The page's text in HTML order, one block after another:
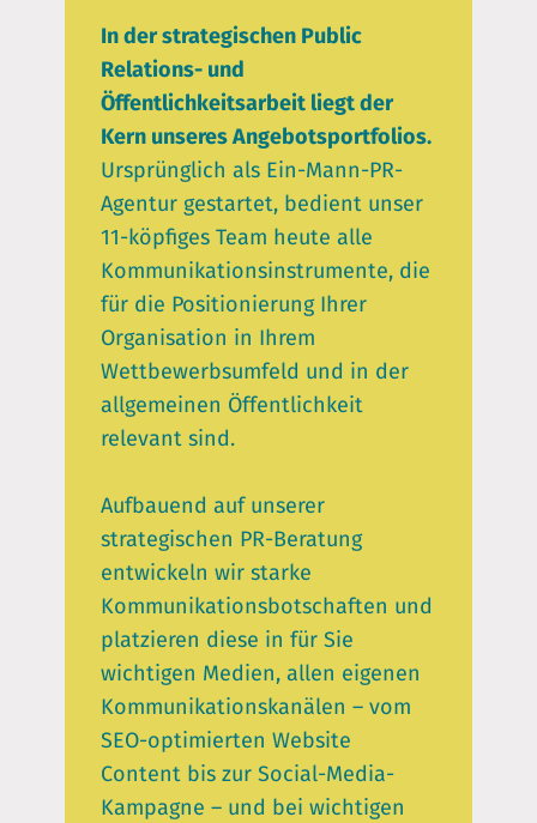
In der strategischen Public
Relations- und
Öffentlichkeitsarbeit liegt der
Kern unseres Angebotsportfolios.
Ursprünglich als Ein-Mann-PR-
Agentur gestartet, bedient unser
11-köpfiges Team heute alle
Kommunikationsinstrumente, die
für die Positionierung Ihrer
Organisation in Ihrem
Wettbewerbsumfeld und in der
allgemeinen Öffentlichkeit
relevant sind.
Aufbauend auf unserer
strategischen PR-Beratung
entwickeln wir starke
Kommunikationsbotschaften und
platzieren diese in für Sie
wichtigen Medien, allen eigenen
Kommunikationskanälen – vom
SEO-optimierten Website
Content bis zur Social-Media-
Kampagne – und bei wichtigen